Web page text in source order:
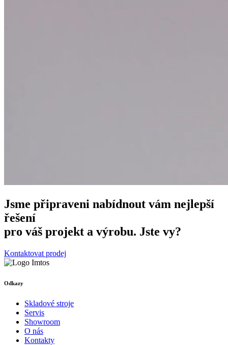
Jsme připraveni nabídnout vám nejlepší
řešení
pro váš projekt a výrobu. Jste vy?
Kontaktovat prodej
Odkazy
Skladové stroje
Servis
Showroom
O nás
Kontakty